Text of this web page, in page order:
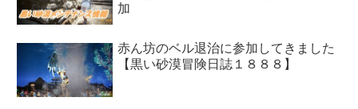
加
赤ん坊のベル退治に参加してきました
【黒い砂漠冒険日誌１８８８】